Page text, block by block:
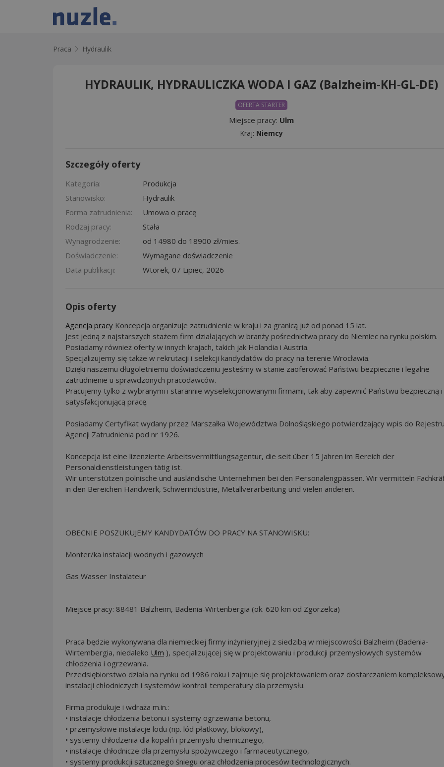
Praca Hydraulik
HYDRAULIK, HYDRAULICZKA WODA I GAZ (Balzheim-KH-GL-DE)
OFERTA STARTER
Miejsce pracy: Ulm
Kraj: Niemcy
Szczegóły oferty
Kategoria:
Produkcja
Stanowisko:
Hydraulik
Forma zatrudnienia:
Umowa o pracę
Rodzaj pracy:
Stała
Wynagrodzenie:
od 14980 do 18900 zł/mies.
Doświadczenie:
Wymagane doświadczenie
Data publikacji:
Wtorek, 07 Lipiec, 2026
Opis oferty
Agencja pracy Koncepcja organizuje zatrudnienie w kraju i za granicą już od ponad 15 lat.
Jest jedną z najstarszych stażem firm działających w branży pośrednictwa pracy do Niemiec na rynku polskim.
Posiadamy również oferty w innych krajach, takich jak Holandia i Austria.
Specjalizujemy się także w rekrutacji i selekcji kandydatów do pracy na terenie Wrocławia.
Dzięki naszemu długoletniemu doświadczeniu jesteśmy w stanie zaoferować Państwu bezpieczne i legalne
zatrudnienie u sprawdzonych pracodawców.
Pracujemy tylko z wybranymi i starannie wyselekcjonowanymi firmami, tak aby zapewnić Państwu bezpieczną i
satysfakcjonującą pracę.
Posiadamy Certyfikat wydany przez Marszałka Województwa Dolnośląskiego potwierdzający wpis do
Agencji Zatrudnienia pod nr 1926.
Koncepcja ist eine lizenzierte Arbeitsvermittlungsagentur, die seit über 15 Jahren im Bereich der
Personaldienstleistungen tätig ist.
Wir unterstützen polnische und ausländische Unternehmen bei den Personalengpässen. Wir vermitteln
in den Bereichen Handwerk, Schwerindustrie, Metallverarbeitung und vielen anderen.
OBECNIE POSZUKUJEMY KANDYDATÓW DO PRACY NA STANOWISKU:
Monter/ka instalacji wodnych i gazowych
Gas Wasser Instalateur
Miejsce pracy: 88481 Balzheim, Badenia-Wirtenbergia (ok. 620 km od Zgorzelca)
Praca będzie wykonywana dla niemieckiej firmy inżynieryjnej z siedzibą w miejscowości Balzheim (Badenia-
Wirtembergia, niedaleko Ulm ), specjalizującej się w projektowaniu i produkcji przemysłowych systemów
chłodzenia i ogrzewania.
Przedsiębiorstwo działa na rynku od 1986 roku i zajmuje się projektowaniem oraz dostarczaniem
instalacji chłodniczych i systemów kontroli temperatury dla przemysłu.
Firma produkuje i wdraża m.in.:
• instalacje chłodzenia betonu i systemy ogrzewania betonu,
• przemysłowe instalacje lodu (np. lód płatkowy, blokowy),
• systemy chłodzenia dla kopalń i przemysłu chemicznego,
• instalacje chłodnicze dla przemysłu spożywczego i farmaceutycznego,
• systemy produkcji sztucznego śniegu oraz chłodzenia procesów technologicznych.